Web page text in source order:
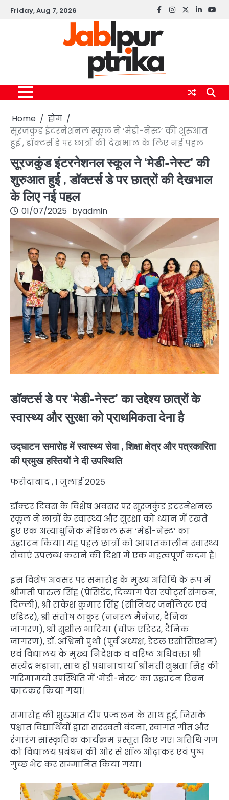
SkipFriday, Aug 7, 2026 Facebook
instagram
twitterlinkedin
Home
होम
सूरजकुंड इंटरनेशनल स्कूल ने ‘मेडी-नेस्ट’ की शुरुआत
हुई , डॉक्टर्स डे पर छात्रों की देखभाल के लिए नई पहल
सूरजकुंड इंटरनेशनल स्कूल ने ‘मेडी-नेस्ट’ की
शुरुआत हुई , डॉक्टर्स डे पर छात्रों की देखभाल
के लिए नई पहल
01/07/2025 byadmin
डॉक्टर्स डे पर ‘मेडी-नेस्ट’ का उद्देश्य छात्रों के
स्वास्थ्य और सुरक्षा को प्राथमिकता देना है
उद्घाटन समारोह में स्वास्थ्य सेवा , शिक्षा क्षेत्र और पत्रकारिता
की प्रमुख हस्तियों ने दी उपस्थिति
फरीदाबाद , 1 जुलाई 2025
डॉक्टर दिवस के विशेष अवसर पर सूरजकुंड इंटरनेशनल
स्कूल ने छात्रों के स्वास्थ्य और सुरक्षा को ध्यान में रखते
हुए एक अत्याधुनिक मेडिकल रूम ‘मेडी-नेस्ट’ का
उद्घाटन किया। यह पहल छात्रों को आपातकालीन स्वास्थ्य
सेवाएं उपलब्ध कराने की दिशा में एक महत्वपूर्ण कदम है।
इस विशेष अवसर पर समारोह के मुख्य अतिथि के रूप में
श्रीमती पारुल सिंह (प्रेसिडेंट, दिव्यांग पैरा स्पोर्ट्स संगठन,
दिल्ली), श्री राकेश कुमार सिंह (सीनियर जर्नलिस्ट एवं
एडिटर), श्री संतोष ठाकुर (जनरल मैनेजर, दैनिक
जागरण), श्री सुशील भाटिया (चीफ एडिटर, दैनिक
जागरण), डॉ. अश्विनी प्रुथी (पूर्व अध्यक्ष, डेंटल एसोसिएशन)
एवं विद्यालय के मुख्य निदेशक व वरिष्ठ अधिवक्ता श्री
सत्येंद्र भड़ाना, साथ ही प्रधानाचार्या श्रीमती शुभ्रता सिंह की
गरिमामयी उपस्थिति में ‘मेडी-नेस्ट’ का उद्घाटन रिबन
काटकर किया गया।
समारोह की शुरुआत दीप प्रज्वलन के साथ हुई, जिसके
पश्चात विद्यार्थियों द्वारा सरस्वती वंदना, स्वागत गीत और
रंगारंग सांस्कृतिक कार्यक्रम प्रस्तुत किए गए। अतिथि गण
को विद्यालय प्रबंधन की ओर से शॉल ओढ़ाकर एवं पुष्प
गुच्छ भेंट कर सम्मानित किया गया।